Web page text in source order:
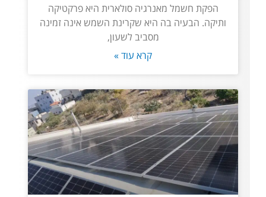
הפקת חשמל מאנרגיה סולארית היא פרקטיקה
ותיקה. הבעיה בה היא שקרינת השמש אינה זמינה
מסביב לשעון,
קרא עוד »